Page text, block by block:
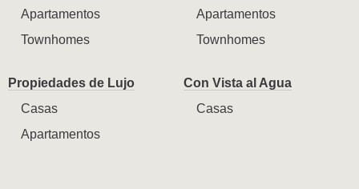
Apartamentos
Townhomes
Apartamentos
Townhomes
Propiedades de Lujo
Casas
Apartamentos
Con Vista al Agua
Casas